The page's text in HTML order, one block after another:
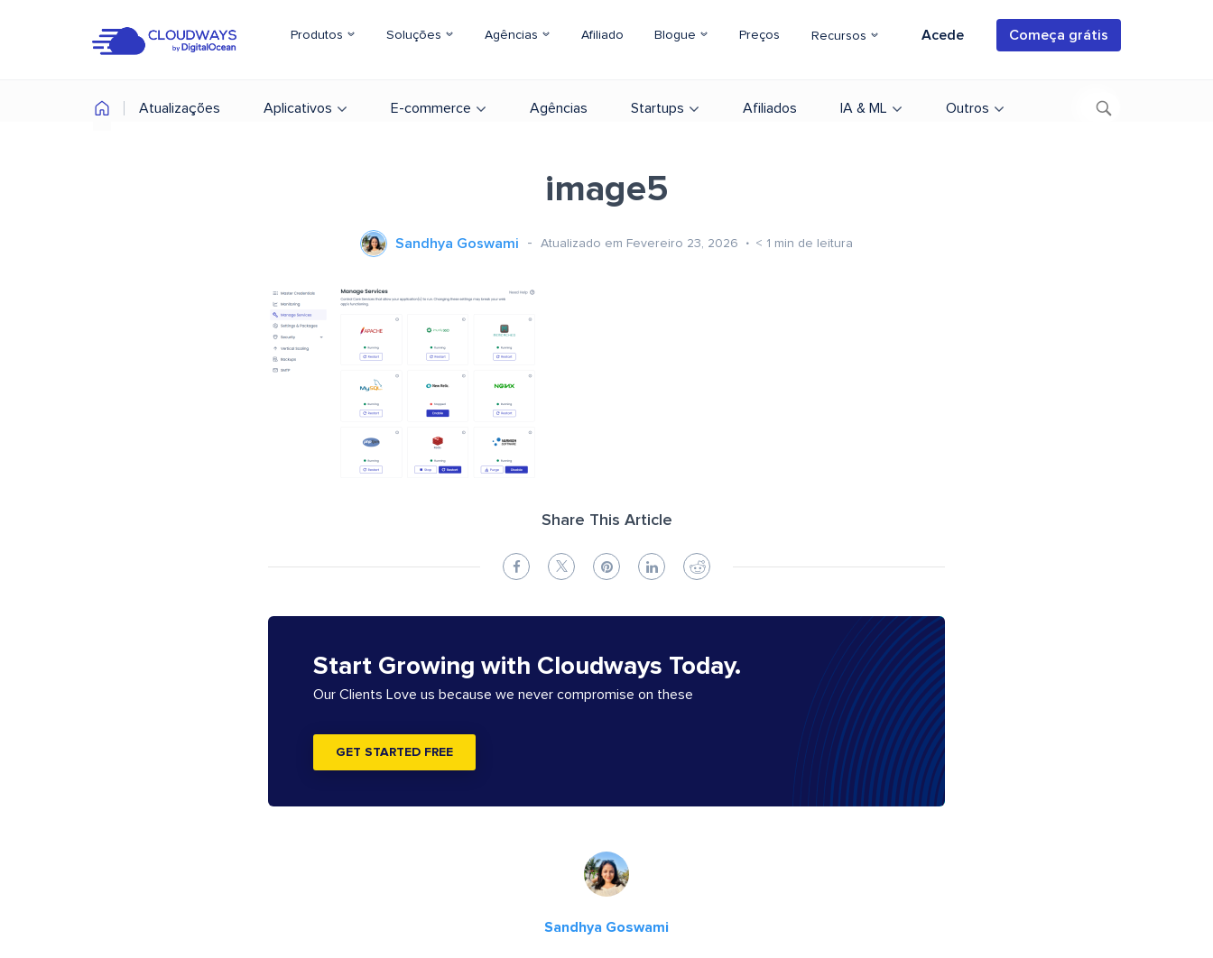
Produtos Soluções Agências Afiliado Blogue Preços Recursos Acede Começa grátis
Atualizações Aplicativos E-commerce Agências Startups Afiliados IA & ML Outros
image5
Sandhya Goswami Atualizado em Fevereiro 23, 2026 < 1 min de leitura
Share This Article
Start Growing with Cloudways Today.
Our Clients Love us because we never compromise on these
GET STARTED FREE
Sandhya Goswami